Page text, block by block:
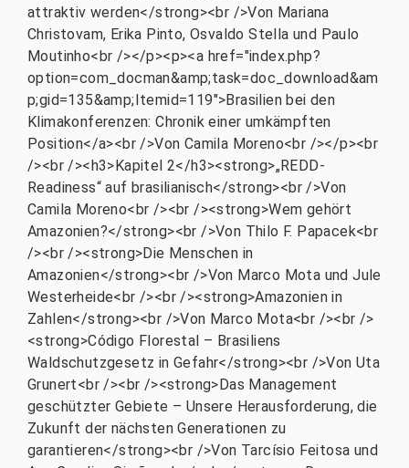
attraktiv werden</strong><br />Von Mariana
Christovam, Erika Pinto, Osvaldo Stella und Paulo
Moutinho<br /></p><p><a href="index.php?
option=com_docman&amp;task=doc_download&am
p;gid=135&amp;Itemid=119">Brasilien bei den
Klimakonferenzen: Chronik einer umkämpften
Position</a><br />Von Camila Moreno<br /></p><br
/><br /><h3>Kapitel 2</h3><strong>„REDD-
Readiness“ auf brasilianisch</strong><br />Von
Camila Moreno<br /><br /><strong>Wem gehört
Amazonien?</strong><br />Von Thilo F. Papacek<br
/><br /><strong>Die Menschen in
Amazonien</strong><br />Von Marco Mota und Jule
Westerheide<br /><br /><strong>Amazonien in
Zahlen</strong><br />Von Marco Mota<br /><br />
<strong>Código Florestal – Brasiliens
Waldschutzgesetz in Gefahr</strong><br />Von Uta
Grunert<br /><br /><strong>Das Management
geschützter Gebiete – Unsere Herausforderung, die
Zukunft der nächsten Generationen zu
garantieren</strong><br />Von Tarcísio Feitosa und